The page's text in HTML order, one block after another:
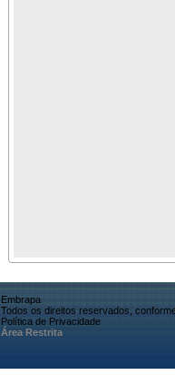
Embrapa
Todos os direitos reservados,
Política de Privacidade
Área Restrita